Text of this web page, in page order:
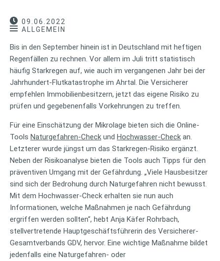
09.06.2022
ALLGEMEIN
Bis in den September hinein ist in Deutschland mit heftigen
Regenfällen zu rechnen. Vor allem im Juli tritt statistisch
häufig Starkregen auf, wie auch im vergangenen Jahr bei der
Jahrhundert-Flutkatastrophe im Ahrtal. Die Versicherer
empfehlen Immobilienbesitzern, jetzt das eigene Risiko zu
prüfen und gegebenenfalls Vorkehrungen zu treffen.
Für eine Einschätzung der Mikrolage bieten sich die Online-
Tools Naturgefahren-Check und Hochwasser-Check an.
Letzterer wurde jüngst um das Starkregen-Risiko ergänzt.
Neben der Risikoanalyse bieten die Tools auch Tipps für den
präventiven Umgang mit der Gefährdung. „Viele Hausbesitzer
sind sich der Bedrohung durch Naturgefahren nicht bewusst.
Mit dem Hochwasser-Check erhalten sie nun auch
Informationen, welche Maßnahmen je nach Gefährdung
ergriffen werden sollten“, hebt Anja Käfer Rohrbach,
stellvertretende Hauptgeschäftsführerin des Versicherer-
Gesamtverbands GDV, hervor. Eine wichtige Maßnahme bildet
jedenfalls eine Naturgefahren- oder